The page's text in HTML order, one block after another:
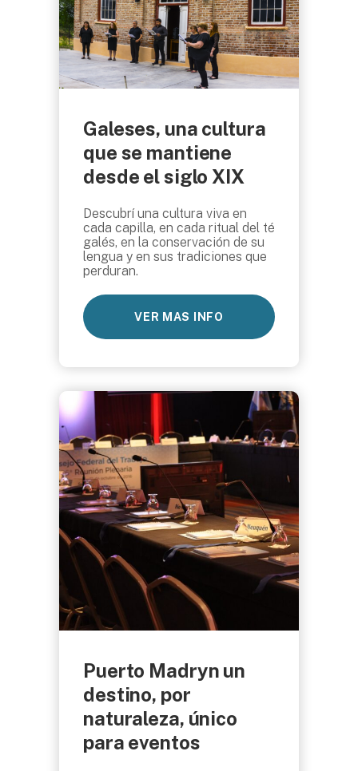
Galeses, una cultura
que se mantiene
desde el siglo XIX
Descubrí una cultura viva en
cada capilla, en cada ritual del té
galés, en la conservación de su
lengua y en sus tradiciones que
perduran.
VER MAS INFO
Puerto Madryn un
destino, por
naturaleza, único
para eventos